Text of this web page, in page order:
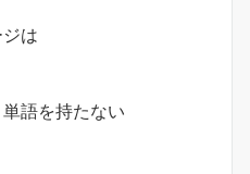
は
語を持たない